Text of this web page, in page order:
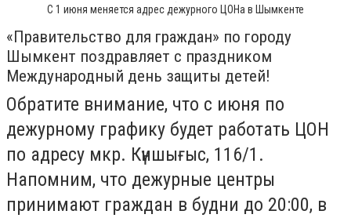
С 1 июня меняется адрес дежурного ЦОНа в Шымкенте
«Правительство для граждан» по городу
Шымкент поздравляет с праздником
Международный день защиты детей!
Обратите внимание, что с июня по
дежурному графику будет работать ЦОН
по адресу мкр. Күншығыс, 116/1.
Напомним, что дежурные центры
принимают граждан в будни до 20:00, в